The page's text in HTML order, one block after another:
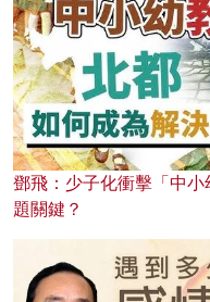
鄧飛：少子化衝擊「中
題關鍵？